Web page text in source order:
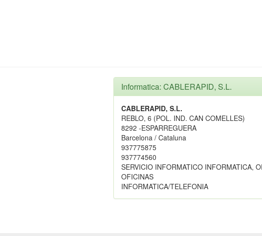
Informatica: CABLERAPID, S.L.
CABLERAPID, S.L.
REBLO, 6 (POL. IND. CAN COMELLES)
8292 -ESPARREGUERA
Barcelona / Cataluna
937775875
937774560
SERVICIO INFORMATICO INFORMATICA,
OFICINAS
INFORMATICA/TELEFONIA